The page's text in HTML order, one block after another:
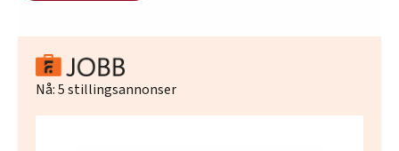
Nå:5stillingsannonser